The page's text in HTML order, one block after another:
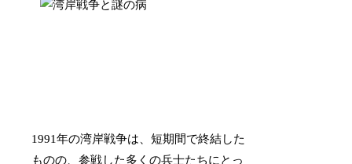
1991年の湾岸戦争は、短期間で終結した
ものの、参戦した多くの兵士たちにとっ